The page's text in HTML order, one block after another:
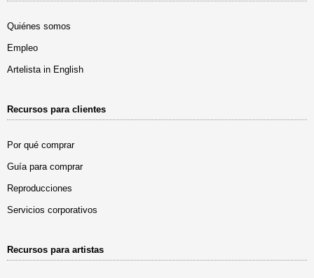
Quiénes somos
Empleo
Artelista in English
Recursos para clientes
Por qué comprar
Guía para comprar
Reproducciones
Servicios corporativos
Recursos para artistas